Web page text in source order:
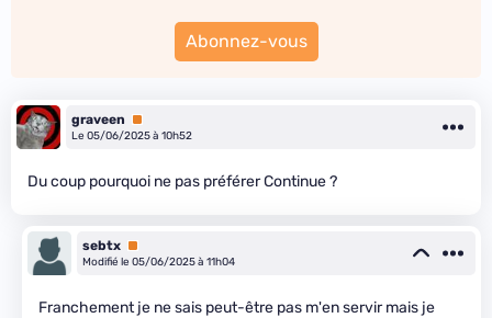
Abonnez-vous
graveen
Premium
Le 05/06/2025 à 10h52
Du coup pourquoi ne pas préférer Continue ?
sebtx Premium
Modifié le 05/06/2025 à 11h04
Franchement je ne sais peut-être pas m'en servir mais je